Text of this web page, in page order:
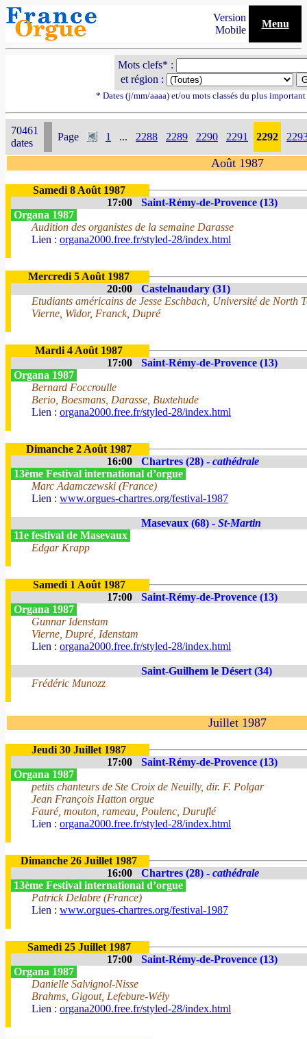
Version
Mobile
Menu
Mots clefs* :
et région :
* Dates (j/mm/aaaa) et/ou mots classés du plus
70461
dates
Page 1 ... 2288 2289 2290 2291 2292
Août 1987
Samedi 8 Août 1987
17:00
Saint-Rémy-de-Provence (13)
Organa 1987
Audition des organistes de la semaine Darasse
Lien : organa2000.free.fr/styled-28/index.html
Mercredi 5 Août 1987
20:00
Castelnaudary (31)
Etudiants américains de Jesse Eschbach, Université de North
Vierne, Widor, Franck, Dupré
Mardi 4 Août 1987
17:00
Saint-Rémy-de-Provence (13)
Organa 1987
Bernard Foccroulle
Berio, Boesmans, Darasse, Buxtehude
Lien : organa2000.free.fr/styled-28/index.html
Dimanche 2 Août 1987
16:00
Chartres (28) - cathédrale
13ème Festival international d’orgue
Marc Adamczewski (France)
Lien : www.orgues-chartres.org/festival-1987
Masevaux (68) - St-Martin
11e festival de Masevaux
Edgar Krapp
Samedi 1 Août 1987
17:00
Saint-Rémy-de-Provence (13)
Organa 1987
Gunnar Idenstam
Vierne, Dupré, Idenstam
Lien : organa2000.free.fr/styled-28/index.html
Saint-Guilhem le Désert (34)
Frédéric Munozz
Juillet 1987
Jeudi 30 Juillet 1987
17:00
Saint-Rémy-de-Provence (13)
Organa 1987
petits chanteurs de Ste Croix de Neuilly, dir. F. Polgar
Jean François Hatton orgue
Fauré, mouton, rameau, Poulenc, Duruflé
Lien : organa2000.free.fr/styled-28/index.html
Dimanche 26 Juillet 1987
16:00
Chartres (28) - cathédrale
13ème Festival international d’orgue
Patrick Delabre (France)
Lien : www.orgues-chartres.org/festival-1987
Samedi 25 Juillet 1987
17:00
Saint-Rémy-de-Provence (13)
Organa 1987
Danielle Salvignol-Nisse
Brahms, Gigout, Lefebure-Wély
Lien : organa2000.free.fr/styled-28/index.html